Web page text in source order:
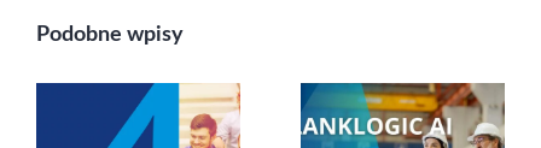
Podobne wpisy